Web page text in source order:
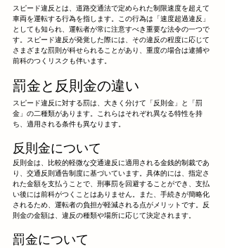
スピード違反とは、道路交通法で定められた制限速度を超えて
車両を運転する行為を指します。この行為は「速度超過違反」
としても知られ、運転者が常に注意すべき重要な法令の一つで
す。スピード違反が発覚した際には、その違反の程度に応じて
さまざまな罰則が科せられることがあり、重度の場合は逮捕や
前科のつくリスクも伴います。
罰金と反則金の違い
スピード違反に対する罰は、大きく分けて「反則金」と「罰
金」の二種類があります。これらはそれぞれ異なる特性を持
ち、適用される条件も異なります。
反則金について
反則金は、比較的軽微な交通違反に適用される金銭的制裁であ
り、交通反則通告制度に基づいています。具体的には、指定さ
れた金額を支払うことで、刑事罰を回避することができ、支払
い後には前科がつくことはありません。また、手続きが簡略化
されるため、運転者の負担が軽減される点がメリットです。反
則金の金額は、違反の種類や場所に応じて決定されます。
罰金について